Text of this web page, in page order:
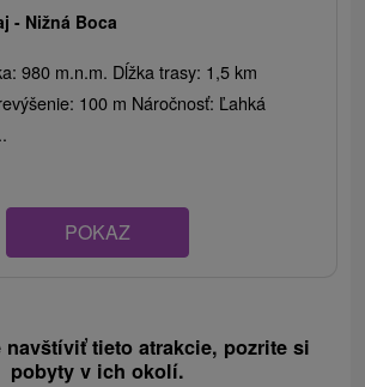
- Nižná Boca
980 m.n.m. Dĺžka trasy: 1,5 km
100 m Náročnosť: Ľahká
POKAZ
tieto atrakcie, pozrite si
pobyty v ich okolí.